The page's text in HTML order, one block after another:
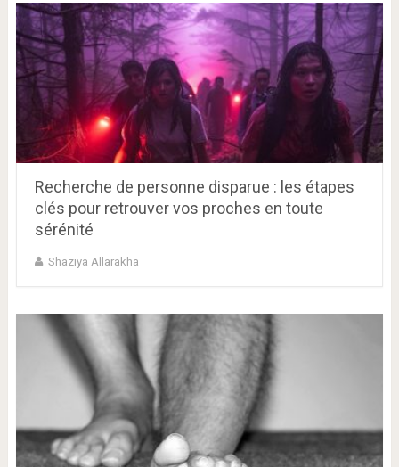
Recherche de personne disparue : les étapes
clés pour retrouver vos proches en toute
sérénité
Shaziya Allarakha